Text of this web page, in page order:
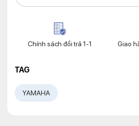
Chính sách đổi trả 1-1 Giao
TAG
YAMAHA